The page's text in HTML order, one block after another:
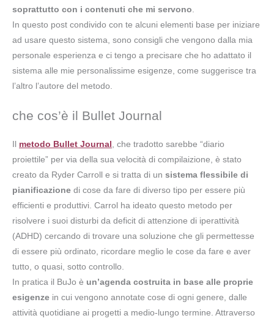
soprattutto con i contenuti che mi servono.
In questo post condivido con te alcuni elementi base per iniziare
ad usare questo sistema, sono consigli che vengono dalla mia
personale esperienza e ci tengo a precisare che ho adattato il
sistema alle mie personalissime esigenze, come suggerisce tra
l’altro l’autore del metodo.
che cos’è il Bullet Journal
metodo Bullet Journal
, che tradotto sarebbe “diario
proiettile” per via della sua velocità di compilaizione, è stato
creato da Ryder Carroll e si tratta di un sistema flessibile di
pianificazione di cose da fare di diverso tipo per essere più
efficienti e produttivi. Carrol ha ideato questo metodo per
risolvere i suoi disturbi da deficit di attenzione di iperattività
(ADHD) cercando di trovare una soluzione che gli permettesse
di essere più ordinato, ricordare meglio le cose da fare e aver
tutto, o quasi, sotto controllo.
In pratica il BuJo è un’agenda costruita in base alle proprie
esigenze in cui vengono annotate cose di ogni genere, dalle
attività quotidiane ai progetti a medio-lungo termine. Attraverso